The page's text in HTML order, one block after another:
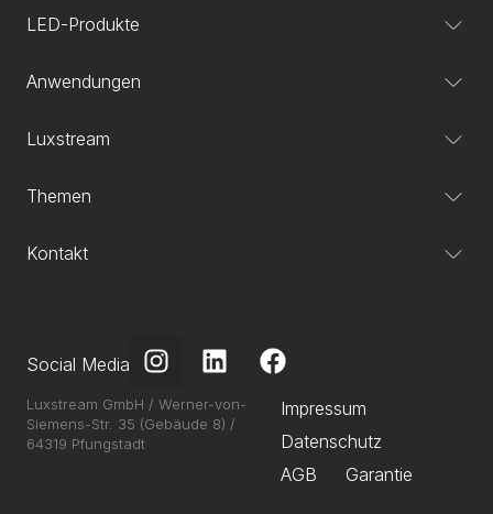
LED-Produkte
Anwendungen
Luxstream
Themen
Kontakt
Social Media
Luxstream GmbH / Werner-von-
Siemens-Str. 35 (Gebäude 8) /
64319 Pfungstadt
Impressum
Datenschutz
AGB
Garantie